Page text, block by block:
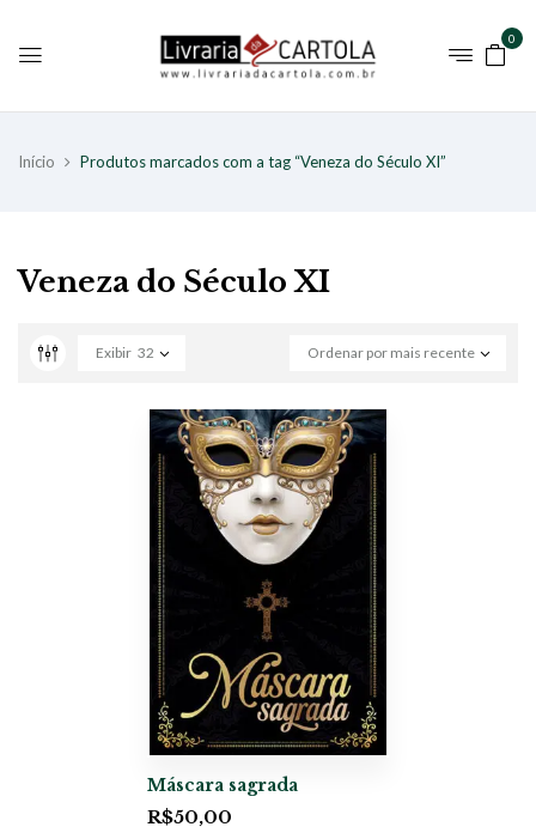
0
Início Produtos marcados com a tag “Veneza do Século XI”
Veneza do Século XI
Ordenar por mais recente
Exibir 32
Máscara sagrada
R$50,00